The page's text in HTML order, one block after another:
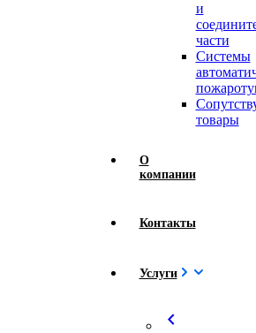
и
части
Системы
товары
О
компании
Контакты
Услуги
chevron_left